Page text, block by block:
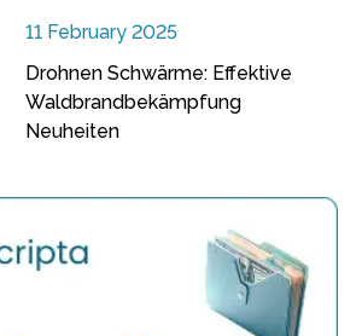
11 February 2025
Drohnen Schwärme: Effektive
Waldbrandbekämpfung
Neuheiten